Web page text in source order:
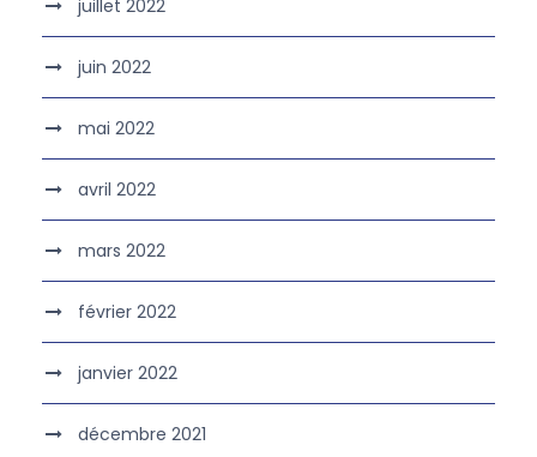
juillet 2022
juin 2022
mai 2022
avril 2022
mars 2022
février 2022
janvier 2022
décembre 2021